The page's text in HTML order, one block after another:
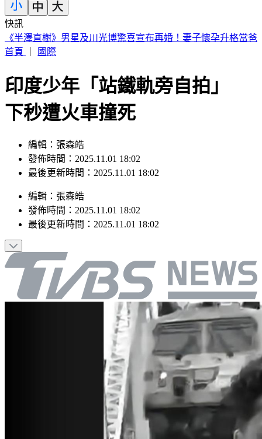
快訊
台中今晚送肉粽！恰逢王功漁火節 喪家急喊「莫恐慌」曝送
煞路線
印度少年「站鐵軌旁自拍」
下秒遭火車撞死
編輯：張森皓
發佈時間：2025.11.01 18:02
編輯：張森皓
發佈時間：2025.11.01 18:02